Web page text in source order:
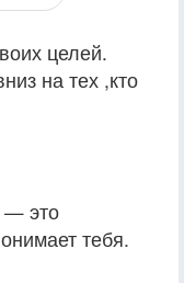
целей.
на тех ,кто
— это
тебя.